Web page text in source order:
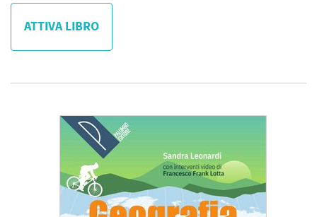
ATTIVA LIBRO